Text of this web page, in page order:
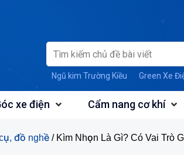
Ngũ kim Trường Kiều Green Xe
xe điện Cẩm nang cơ khí
đồ nghề / Kìm Nhọn Là Gì? Có Vai Trò